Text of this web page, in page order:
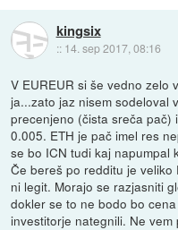
kingsix
:: 14. sep 2017, 08:16
V EUREUR si še vedno zelo
ja...zato jaz nisem sodeloval
precenjeno (čista sreča pač)
0.005. ETH je pač imel res
se bo ICN tudi kaj napumpal
Če bereš po redditu je
ni legit. Morajo se razjasniti
dokler se to ne bodo bo
investitorje nategnili. Ne